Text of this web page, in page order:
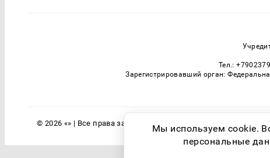
Тел.:
Зарегистрировавший орган:
© 2026 «» | Все права защищеныМы используем cookie.
персональные